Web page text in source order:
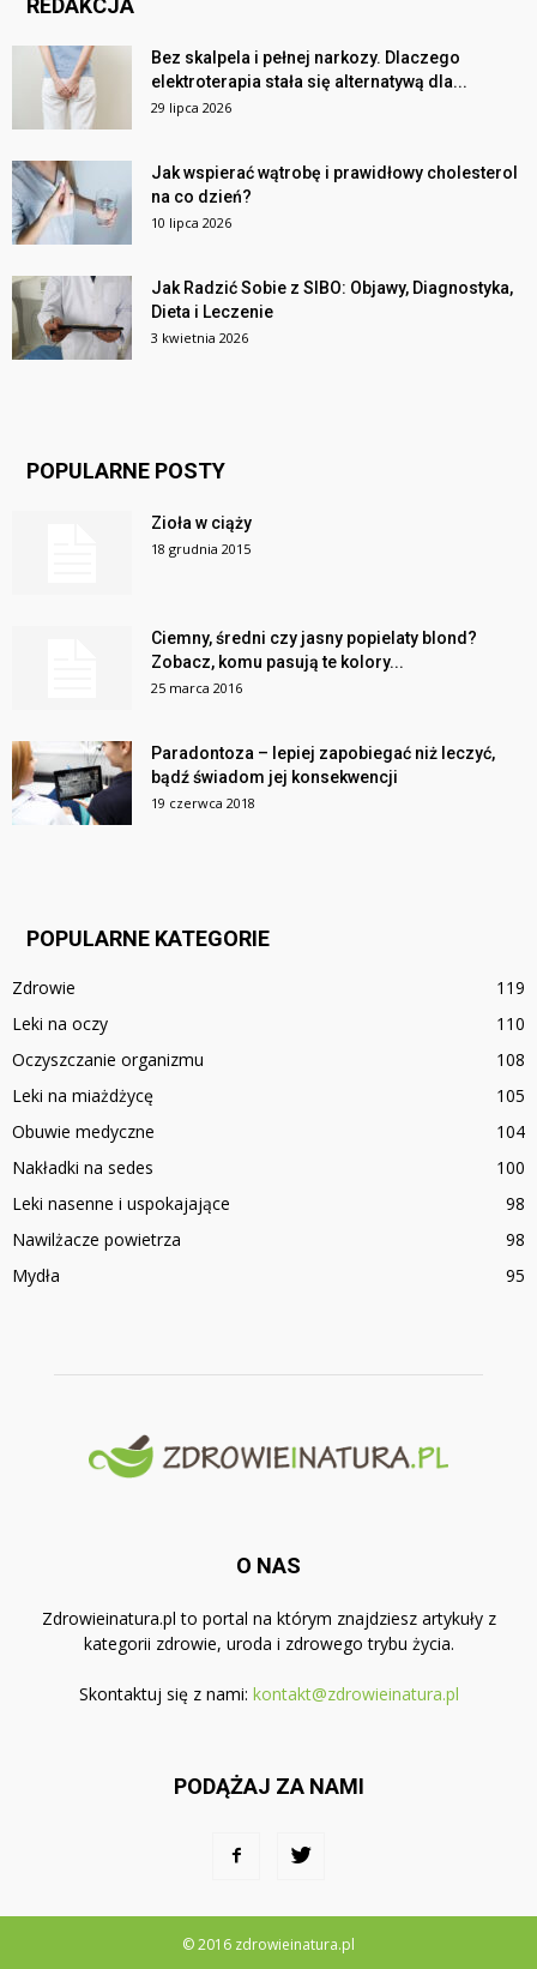
REDAKCJA
Bez skalpela i pełnej narkozy. Dlaczego
elektroterapia stała się alternatywą dla...
29 lipca 2026
Jak wspierać wątrobę i prawidłowy cholesterol
na co dzień?
10 lipca 2026
Jak Radzić Sobie z SIBO: Objawy, Diagnostyka,
Dieta i Leczenie
3 kwietnia 2026
POPULARNE POSTY
Zioła w ciąży
18 grudnia 2015
Ciemny, średni czy jasny popielaty blond?
Zobacz, komu pasują te kolory...
25 marca 2016
Paradontoza – lepiej zapobiegać niż leczyć,
bądź świadom jej konsekwencji
19 czerwca 2018
POPULARNE KATEGORIE
Zdrowie
119
Leki na oczy
110
Oczyszczanie organizmu
108
Leki na miażdżycę
105
Obuwie medyczne
104
Nakładki na sedes
100
Leki nasenne i uspokajające
98
Nawilżacze powietrza
98
Mydła
95
O NAS
Zdrowieinatura.pl to portal na którym znajdziesz artykuły z
kategorii zdrowie, uroda i zdrowego trybu życia.
Skontaktuj się z nami: kontakt@zdrowieinatura.pl
PODĄŻAJ ZA NAMI
© 2016 zdrowieinatura.pl